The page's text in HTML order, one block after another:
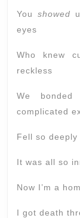
You showed
eyes
Who knew
reckless
We
complicated
Fell so
It was all so
Now I’m a
I got death